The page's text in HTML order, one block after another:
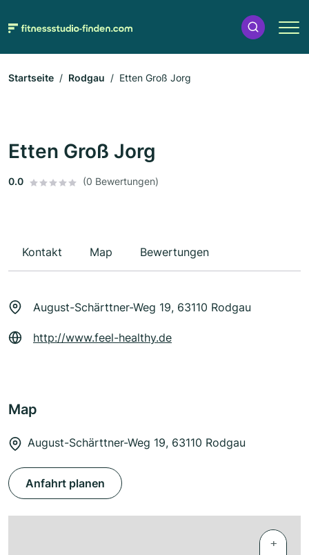
Startseite Rodgau Etten Groß Jorg
Etten Groß Jorg
0.0 (0 Bewertungen)
Kontakt Map Bewertungen
August-Schärttner-Weg 19, 63110 Rodgau
http://www.feel-healthy.de
Map
August-Schärttner-Weg 19, 63110 Rodgau
Anfahrt planen
+